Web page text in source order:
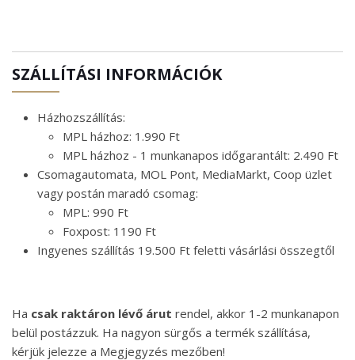
SZÁLLÍTÁSI INFORMÁCIÓK
Házhozszállítás:
MPL házhoz: 1.990 Ft
MPL házhoz - 1 munkanapos időgarantált: 2.490 Ft
Csomagautomata, MOL Pont, MediaMarkt, Coop üzlet
vagy postán maradó csomag:
MPL: 990 Ft
Foxpost: 1190 Ft
Ingyenes szállítás 19.500 Ft feletti vásárlási összegtől
Ha csak raktáron lévő árut rendel, akkor 1-2 munkanapon
belül postázzuk. Ha nagyon sürgős a termék szállítása,
kérjük jelezze a Megjegyzés mezőben!